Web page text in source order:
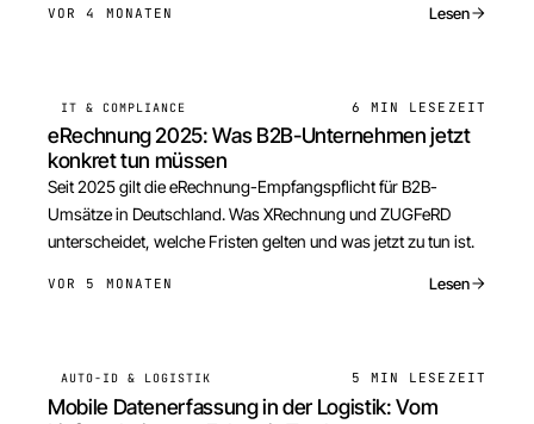
VOR 4 MONATEN Lesen
IT & COMPLIANCE 6 MIN LESEZEIT
eRechnung 2025: Was B2B-Unternehmen jetzt
konkret tun müssen
Seit 2025 gilt die eRechnung-Empfangspflicht für B2B-
Umsätze in Deutschland. Was XRechnung und ZUGFeRD
unterscheidet, welche Fristen gelten und was jetzt zu tun ist.
VOR 5 MONATEN Lesen
AUTO-ID & LOGISTIK 5 MIN LESEZEIT
Mobile Datenerfassung in der Logistik: Vom